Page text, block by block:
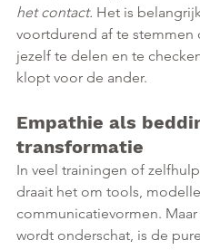
het contact. Het is
voortdurend af te stemmen
jezelf te delen en te
klopt voor de ander.
Empathie als
transformatie
In veel trainingen of
draait het om tools,
communicatievormen. Maar
wordt onderschat, is de